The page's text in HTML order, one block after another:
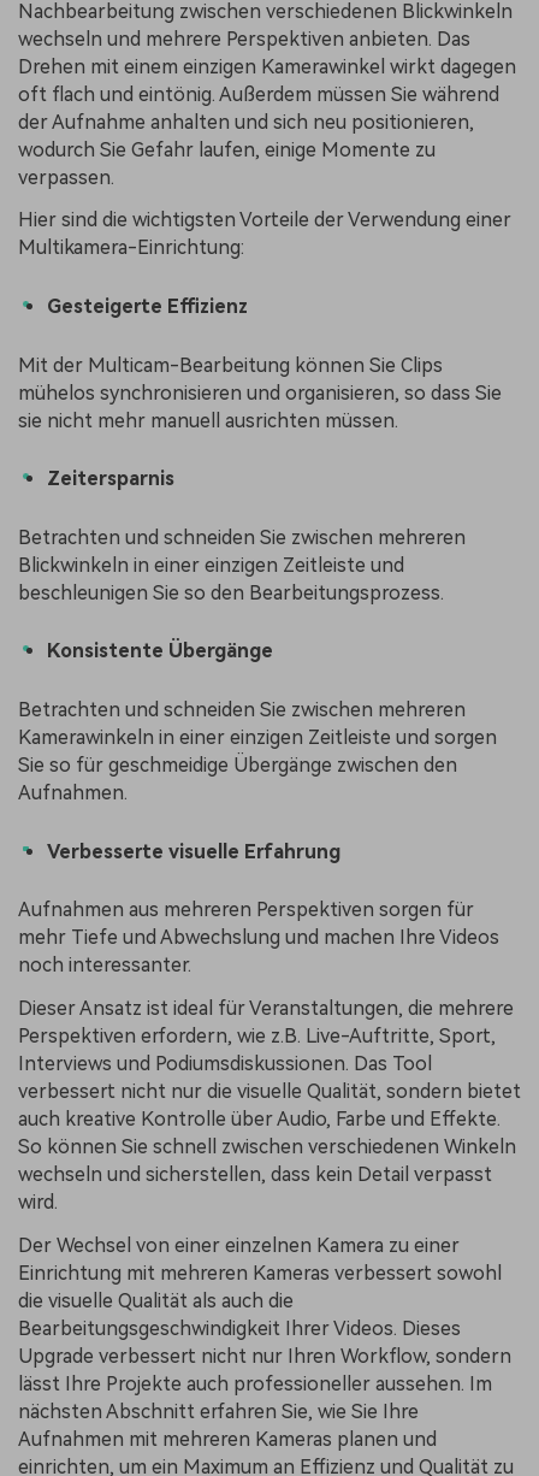
Nachbearbeitung zwischen verschiedenen Blickwinkeln
wechseln und mehrere Perspektiven anbieten. Das
Drehen mit einem einzigen Kamerawinkel wirkt dagegen
oft flach und eintönig. Außerdem müssen Sie während
der Aufnahme anhalten und sich neu positionieren,
wodurch Sie Gefahr laufen, einige Momente zu
verpassen.
Hier sind die wichtigsten Vorteile der Verwendung einer
Multikamera-Einrichtung:
Gesteigerte Effizienz
Mit der Multicam-Bearbeitung können Sie Clips
mühelos synchronisieren und organisieren, so dass Sie
sie nicht mehr manuell ausrichten müssen.
Zeitersparnis
Betrachten und schneiden Sie zwischen mehreren
Blickwinkeln in einer einzigen Zeitleiste und
beschleunigen Sie so den Bearbeitungsprozess.
Konsistente Übergänge
Betrachten und schneiden Sie zwischen mehreren
Kamerawinkeln in einer einzigen Zeitleiste und sorgen
Sie so für geschmeidige Übergänge zwischen den
Aufnahmen.
Verbesserte visuelle Erfahrung
Aufnahmen aus mehreren Perspektiven sorgen für
mehr Tiefe und Abwechslung und machen Ihre Videos
noch interessanter.
Dieser Ansatz ist ideal für Veranstaltungen, die mehrere
Perspektiven erfordern, wie z.B. Live-Auftritte, Sport,
Interviews und Podiumsdiskussionen. Das Tool
verbessert nicht nur die visuelle Qualität, sondern bietet
auch kreative Kontrolle über Audio, Farbe und Effekte.
So können Sie schnell zwischen verschiedenen Winkeln
wechseln und sicherstellen, dass kein Detail verpasst
wird.
Der Wechsel von einer einzelnen Kamera zu einer
Einrichtung mit mehreren Kameras verbessert sowohl
die visuelle Qualität als auch die
Bearbeitungsgeschwindigkeit Ihrer Videos. Dieses
Upgrade verbessert nicht nur Ihren Workflow, sondern
lässt Ihre Projekte auch professioneller aussehen. Im
nächsten Abschnitt erfahren Sie, wie Sie Ihre
Aufnahmen mit mehreren Kameras planen und
einrichten, um ein Maximum an Effizienz und Qualität zu